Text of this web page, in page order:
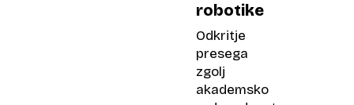
robotike
Odkritje
presega
zgolj
akademsko